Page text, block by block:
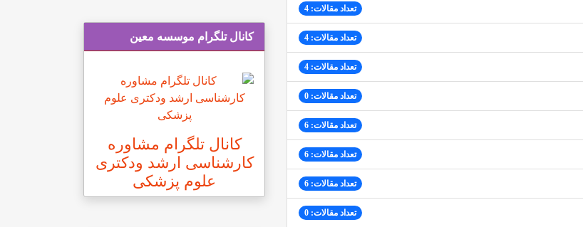
تعداد مقالات: 4
تعداد مقالات: 4
تعداد مقالات: 4
تعداد مقالات: 0
تعداد مقالات: 6
تعداد مقالات: 6
تعداد مقالات: 6
تعداد مقالات: 0
کانال تلگرام موسسه معین
کانال تلگرام مشاوره
کارشناسی ارشد ودکتری
علوم پزشکی